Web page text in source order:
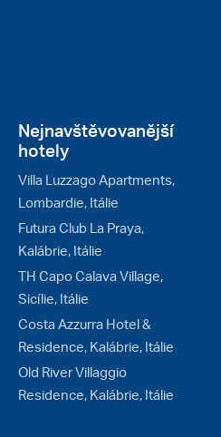
Nejnavštěvovanější
hotely
Villa Luzzago Apartments,
Lombardie, Itálie
Futura Club La Praya,
Kalábrie, Itálie
TH Capo Calava Village,
Sicílie, Itálie
Costa Azzurra Hotel &
Residence, Kalábrie, Itálie
Old River Villaggio
Residence, Kalábrie, Itálie